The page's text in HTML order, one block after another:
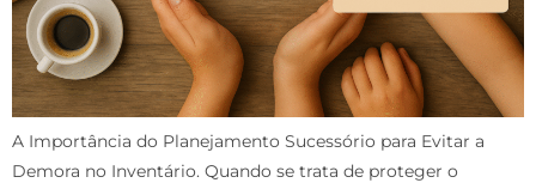
A Importância do Planejamento Sucessório para Evitar a
Demora no Inventário. Quando se trata de proteger o